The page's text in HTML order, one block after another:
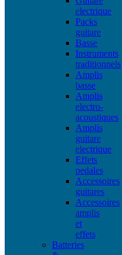
electrique
Packs
guitare
Basse
Instruments
traditionnels
Amplis
basse
Amplis
electro-
acoustiques
Amplis
guitare
electrique
Effets
pedales
Accessoires
guitares
Accessoires
amplis
et
effets
Batteries